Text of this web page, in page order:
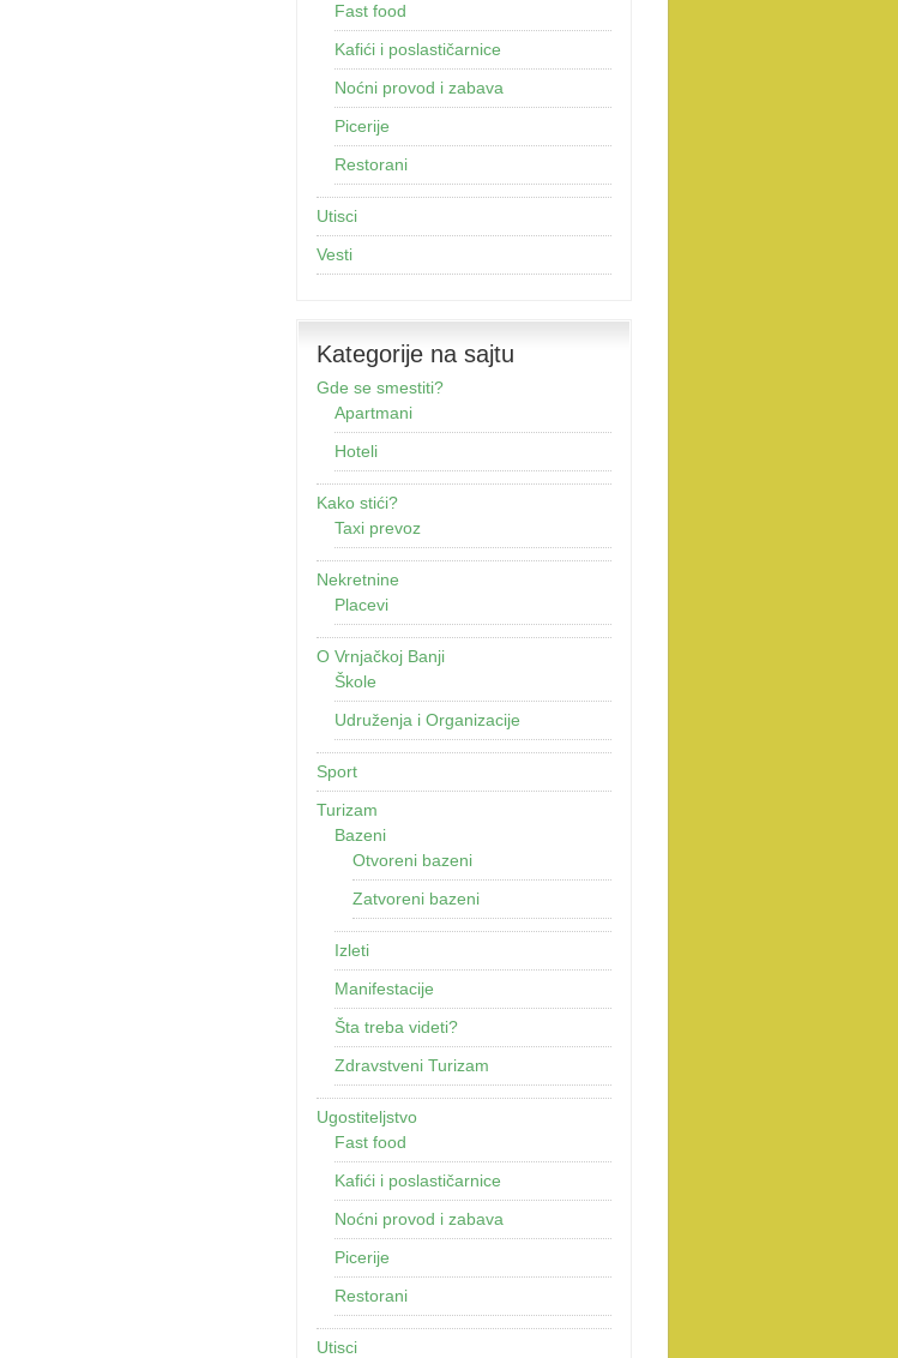
Fast food
Kafići i poslastičarnice
Noćni provod i zabava
Picerije
Restorani
Utisci
Vesti
Kategorije na sajtu
Gde se smestiti?
Apartmani
Hoteli
Kako stići?
Taxi prevoz
Nekretnine
Placevi
O Vrnjačkoj Banji
Škole
Udruženja i Organizacije
Sport
Turizam
Bazeni
Otvoreni bazeni
Zatvoreni bazeni
Izleti
Manifestacije
Šta treba videti?
Zdravstveni Turizam
Ugostiteljstvo
Fast food
Kafići i poslastičarnice
Noćni provod i zabava
Picerije
Restorani
Utisci